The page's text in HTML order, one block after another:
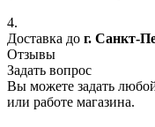
4.
Доставка до г. Санкт-
Отзывы
Задать вопрос
Вы можете задать
или работе магазина.